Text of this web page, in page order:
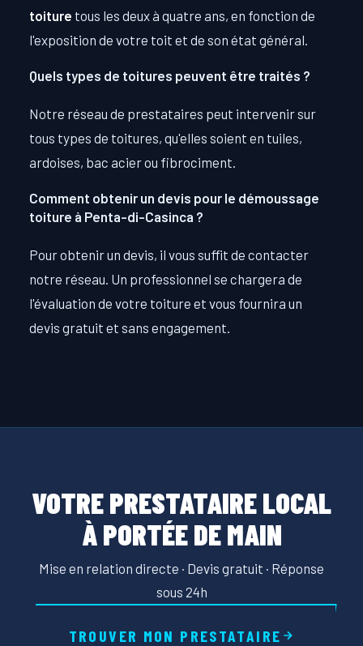
toiture tous les deux à quatre ans, en fonction de
l'exposition de votre toit et de son état général.
Quels types de toitures peuvent être traités ?
Notre réseau de prestataires peut intervenir sur
tous types de toitures, qu'elles soient en tuiles,
ardoises, bac acier ou fibrociment.
Comment obtenir un devis pour le démoussage
toiture à Penta-di-Casinca ?
Pour obtenir un devis, il vous suffit de contacter
notre réseau. Un professionnel se chargera de
l'évaluation de votre toiture et vous fournira un
devis gratuit et sans engagement.
VOTRE PRESTATAIRE LOCAL
À PORTÉE DE MAIN
Mise en relation directe · Devis gratuit · Réponse
sous 24h
TROUVER MON PRESTATAIRE